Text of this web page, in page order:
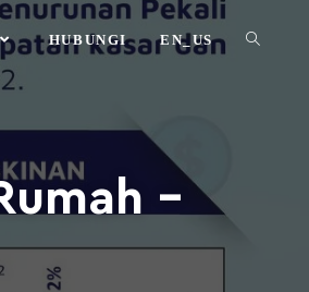
HUBUNGI EN_US
–